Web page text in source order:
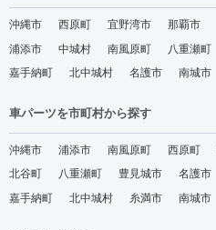
沖縄市 西原町 宜野湾市 那覇市
浦添市
中城村 南風原町 八重瀬町
嘉手納町
北中城村 名護市 南城市
車パーツを市町村から探す
沖縄市 浦添市 南風原町 西原町
北谷町
八重瀬町 豊見城市 名護市
嘉手納町
北中城村 糸満市 南城市